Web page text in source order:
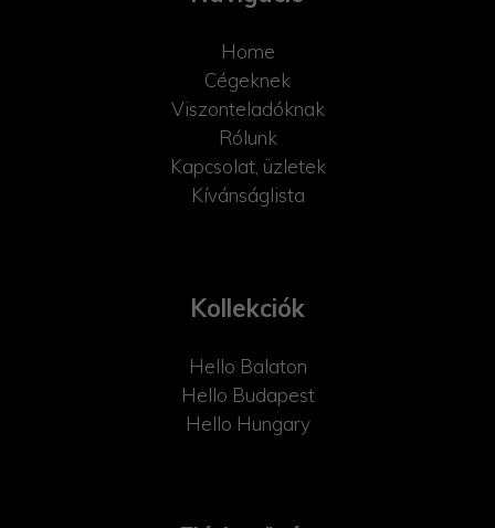
Home
Cégeknek
Viszonteladóknak
Rólunk
Kapcsolat, üzletek
Kívánságlista
Kollekciók
Hello Balaton
Hello Budapest
Hello Hungary